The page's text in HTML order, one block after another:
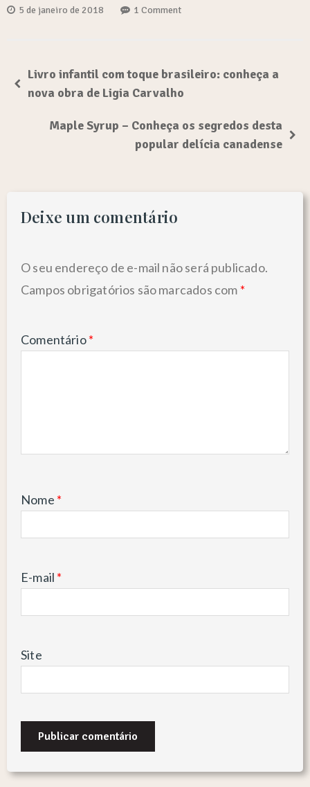
5 de janeiro de 2018 1 Comment
Livro infantil com toque brasileiro: conheça a
nova obra de Ligia Carvalho
Maple Syrup – Conheça os segredos desta
popular delícia canadense
Deixe um comentário
O seu endereço de e-mail não será publicado.
Campos obrigatórios são marcados com *
Comentário*
Nome *
E-mail *
Site